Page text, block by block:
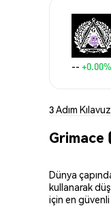
-- +0.00%
3 Adım
Grimace
Dünya
kullanarak
için en